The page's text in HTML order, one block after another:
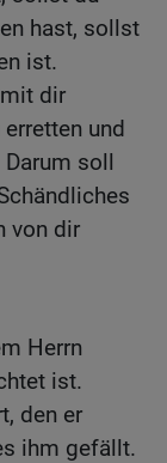
hast, sollst
ist.
mit dir
und
soll
von dir
Herrn
ist.
den er
ihm gefällt.